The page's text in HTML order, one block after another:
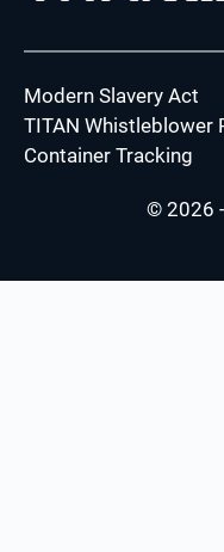
Modern Slavery Act
TITAN Whistleblower
Container Tracking
© 2026